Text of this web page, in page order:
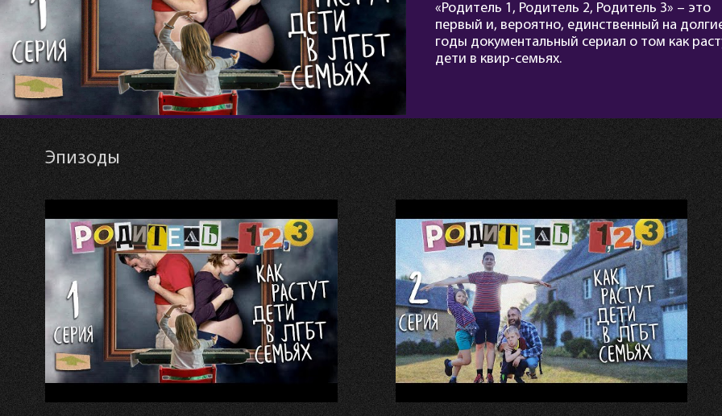
«Родитель 1, Родитель 2, Родитель 3» – это
первый и, вероятно, единственный на
годы документальный сериал о том как
дети в квир-семьях.
Эпизоды